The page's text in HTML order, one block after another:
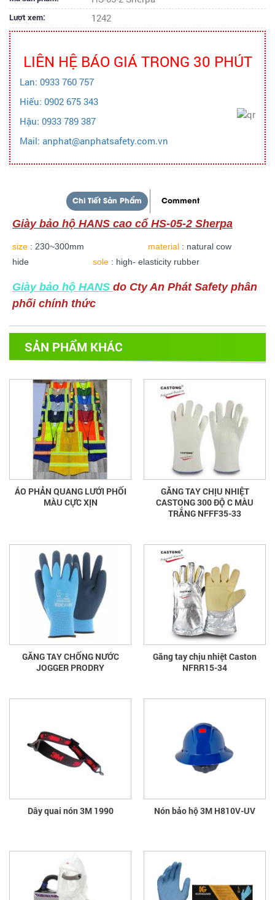
Lượt xem: 1242
LIÊN HỆ BÁO GIÁ TRONG 30 PHÚT
Lan: 0933 760 757
Hiếu: 0902 675 343
Hậu: 0933 789 387
Mail: anphat@anphatsafety.com.vn
Chi Tiết Sản Phẩm Comment
Giày bảo hộ HANS cao cổ HS-05-2 Sherpa
size : 230~300mm material : natural cow
hide
sole : high- elasticity rubber
Giày bảo hộ HANS do Cty An Phát Safety phân
phối chính thức
SẢN PHẨM KHÁC
ÁO PHẢN QUANG LƯỚI PHỐI
MÀU CỰC XỊN
GĂNG TAY CHỊU NHIỆT
CASTONG 300 ĐỘ C MÀU
TRẮNG NFFF35-33
GĂNG TAY CHỐNG NƯỚC
JOGGER PRODRY
Găng tay chịu nhiệt Caston
NFRR15-34
Dây quai nón 3M 1990 Nón bảo hộ 3M H810V-UV